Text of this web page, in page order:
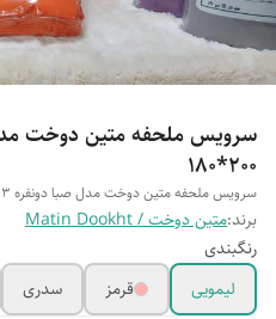
200*180
سرویس ملحفه متین دوخت مدل صبا دونفره 3 تکه سایز 200*180
برند:متین دوخت / Matin Dookht
رنگبندی
لیمویی
قرمز سدری